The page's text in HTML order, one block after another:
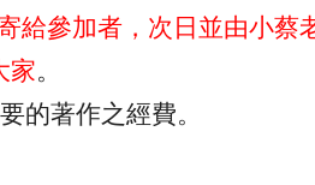
給參加者，次日並由小蔡
家。
的著作之經費。